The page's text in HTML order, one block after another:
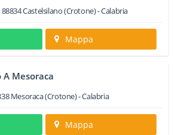
88834Castelsilano(Crotone) -Calabria
Mappa
Mesoraca
Mesoraca(Crotone) -Calabria
Mappa